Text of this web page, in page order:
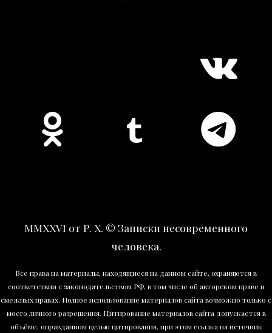
MMXXVI от Р. Х. © Записки несовременного
человека.
Все права на материалы, находящиеся на данном сайте, охраняются в
соответствии с законодательством РФ, в том числе об авторском праве и
смежных правах. Полное использование материалов сайта возможно только с
моего личного разрешения. Цитирование материалов сайта допускается в
объёме, оправданном целью цитирования, при этом ссылка на источник